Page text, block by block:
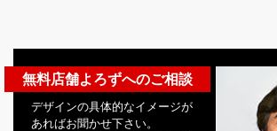
無料店舗よろずへのご相談
デザインの具体的なイメージが
あればお聞かせ下さい。